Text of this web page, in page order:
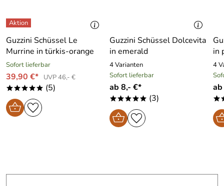
Guzzini Schüssel Le
Murrine in türkis-orange
Sofort lieferbar
39,90 €* UVP 46,- €
***** (5)
Guzzini Schüssel Dolcevita
in emerald
4 Varianten
Sofort lieferbar
ab 8,- €*
***** (3)
in
4